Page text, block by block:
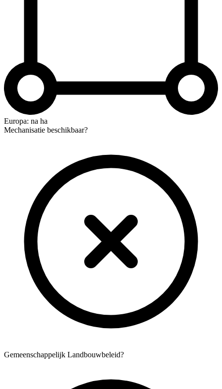
Europa: na ha
Mechanisatie beschikbaar?
Gemeenschappelijk Landbouwbeleid?